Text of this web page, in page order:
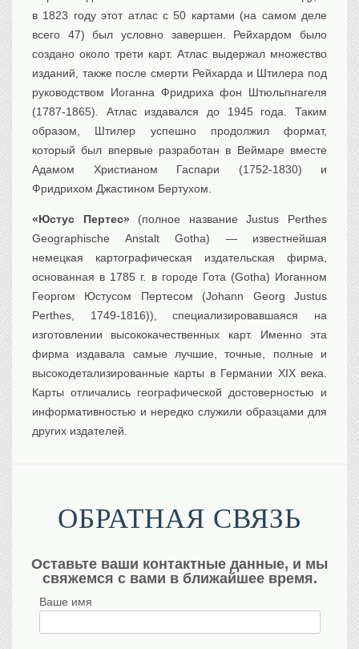
в 1823 году этот атлас с 50 картами (на самом деле
всего 47) был условно завершен. Рейхардом было
создано около трети карт. Атлас выдержал множество
изданий, также после смерти Рейхарда и Штилера под
руководством Иоганна Фридриха фон Штюльпнагеля
(1787-1865). Атлас издавался до 1945 года. Таким
образом, Штилер успешно продолжил формат,
который был впервые разработан в Веймаре вместе
Адамом Христианом Гаспари (1752-1830) и
Фридрихом Джастином Бертухом.
«Юстус Пертес» (полное название Justus Perthes
Geographische Anstalt Gotha) — известнейшая
немецкая картографическая издательская фирма,
основанная в 1785 г. в городе Гота (Gotha) Иоганном
Георгом Юстусом Пертесом (Johann Georg Justus
Perthes, 1749-1816)), специализировавшаяся на
изготовлении высококачественных карт. Именно эта
фирма издавала самые лучшие, точные, полные и
высокодетализированные карты в Германии XIX века.
Карты отличались географической достоверностью и
информативностью и нередко служили образцами для
других издателей.
ОБРАТНАЯ СВЯЗЬ
Оставьте ваши контактные данные, и мы
свяжемся с вами в ближайшее время.
Ваше имя